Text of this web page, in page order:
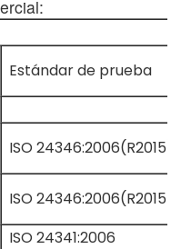
Estándar de prueba
ISO 24346:2006(R2015)
ISO 24346:2006(R2015)
ISO 24341:2006